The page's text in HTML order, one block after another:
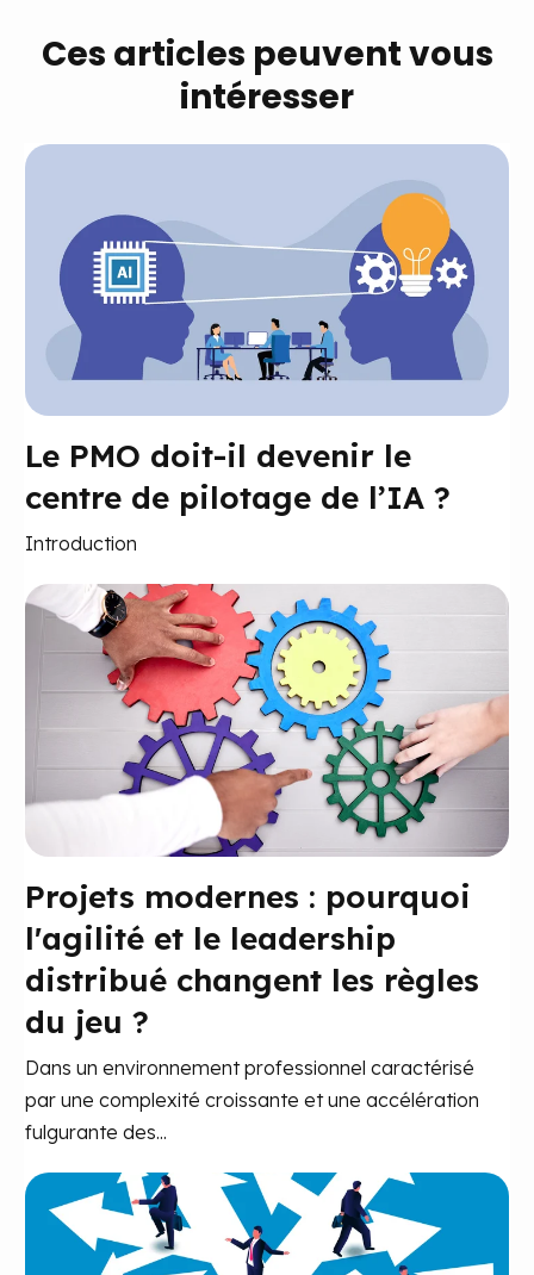
Ces articles peuvent vous
intéresser
Le PMO doit-il devenir le
centre de pilotage de l’IA ?
Introduction
Projets modernes : pourquoi
l'agilité et le leadership
distribué changent les règles
du jeu ?
Dans un environnement professionnel caractérisé
par une complexité croissante et une accélération
fulgurante des...